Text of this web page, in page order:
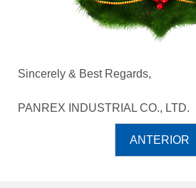
Sincerely & Best Regards,
PANREX INDUSTRIAL CO., LTD.